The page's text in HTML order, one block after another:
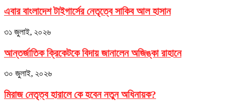
এবার বাংলাদেশ টাইগার্সের নেতৃত্বে সাকিব আল হাসান
৩১ জুলাই, ২০২৬
আন্তর্জাতিক ক্রিকেটকে বিদায় জানালেন অজিঙ্কা রাহানে
৩০ জুলাই, ২০২৬
মিরাজ নেতৃত্ব হারালে কে হবেন নতুন অধিনায়ক?